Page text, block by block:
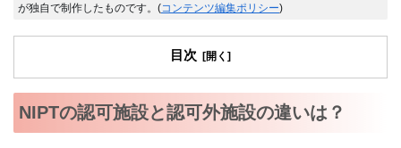
が独自で制作したものです。(コンテンツ編集ポリシー)
目次
NIPTの認可施設と認可外施設の違いは？